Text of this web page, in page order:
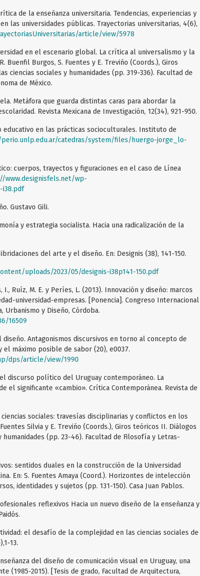
de la enseñanza universitaria. Tendencias, experiencias y
las universidades públicas. Trayectorias universitarias, 4(6),
article/view/5978
en el escenario global. La crítica al universalismo y la
Buenfil Burgos, S. Fuentes y E. Treviño (Coords.), Giros
ciencias sociales y humanidades (pp. 319-336). Facultad de
de México.
Metáfora que guarda distintas caras para abordar la
Revista Mexicana de Investigación, 12(34), 921-950.
educativo en las prácticas socioculturales. Instituto de
catedras/system/files/huergo-jorge_lo-
cuerpos, trayectos y figuraciones en el caso de Línea
www.designisfels.net/wp-
i38.pdf
Gustavo Gili.
y estrategia socialista. Hacia una radicalización de la
del arte y el diseño. En: Designis (38), 141-150.
uploads/2023/05/designis-i38p141-150.pdf
I., Ruíz, M. E. y Períes, L. (2013). Innovación y diseño: marcos
universidad-empresas. [Ponencia]. Congreso Internacional
Urbanismo y Diseño, Córdoba.
16509
diseño. Antagonismos discursivos en torno al concepto de
máximo posible de sabor (20), e0037.
dps/article/view/1990
discurso político del Uruguay contemporáneo. La
el significante «cambio». Crítica Contemporánea. Revista de
ciencias sociales: travesías disciplinarias y conflictos en los
Silvia y E. Treviño (Coords.), Giros teóricos II. Diálogos
(pp. 23-46). Facultad de Filosofía y Letras-
sentidos duales en la construcción de la Universidad
En: S. Fuentes Amaya (Coord.). Horizontes de intelección
identidades y sujetos (pp. 131-150). Casa Juan Pablos.
reflexivos Hacia un nuevo diseño de la enseñanza y
el desafío de la complejidad en las ciencias sociales de
13.
del diseño de comunicación visual en Uruguay, una
(1985-2015). [Tesis de grado, Facultad de Arquitectura,